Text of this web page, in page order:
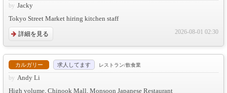
Jacky
Tokyo Street Market hiring kitchen staff
詳細を見る 2026-08-01 02:30
カルガリー 求人してます レストラン/飲食業
Andy Li
High volume, Chinook Mall, Monsoon Japanese Restaurant